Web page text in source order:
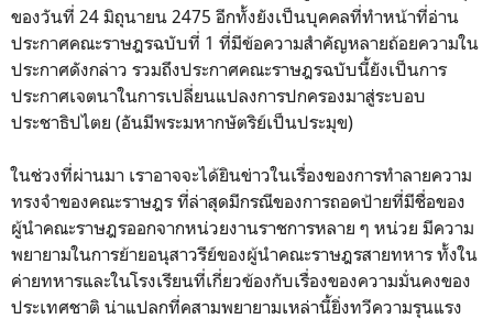
ของวันที่ 24 มิถุนายน 2475 อีกทั้งยังเป็นบุคคลที่ทำหน้าที่อ่าน
ประกาศคณะราษฎรฉบับที่ 1 ที่มีข้อความสำคัญหลายถ้อยความใน
ประกาศดังกล่าว รวมถึงประกาศคณะราษฎรฉบับนี้ยังเป็นการ
ประกาศเจตนาในการเปลี่ยนแปลงการปกครองมาสู่ระบอบ
ประชาธิปไตย (อันมีพระมหากษัตริย์เป็นประมุข)
ในช่วงที่ผ่านมา เราอาจจะได้ยินข่าวในเรื่องของการทำลายความ
ทรงจำของคณะราษฎร ที่ล่าสุดมีกรณีของการถอดป้ายที่มีชื่อของ
ผู้นำคณะราษฎรออกจากหน่วยงานราชการหลาย ๆ หน่วย มีความ
พยายามในการย้ายอนุสาวรีย์ของผู้นำคณะราษฎรสายทหาร ทั้งใน
ค่ายทหารและในโรงเรียนที่เกี่ยวข้องกับเรื่องของความมั่นคงของ
ประเทศชาติ น่าแปลกที่คสามพยายามเหล่านี้ยิ่งทวีความรุนแรง